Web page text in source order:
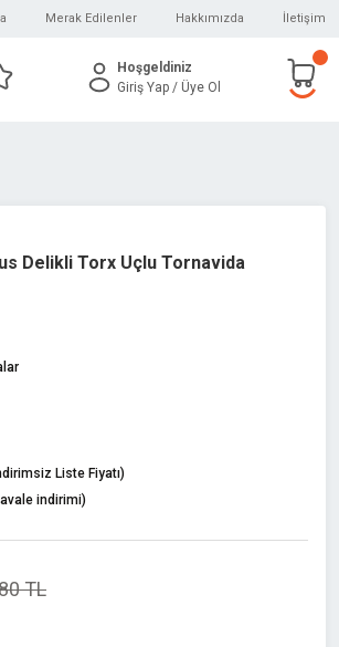
Merak Edilenler Hakkımızda İletişim
Hoşgeldiniz
Giriş Yap / Üye Ol
Delikli Torx Uçlu Tornavida
Liste Fiyatı)
indirimi)
TL